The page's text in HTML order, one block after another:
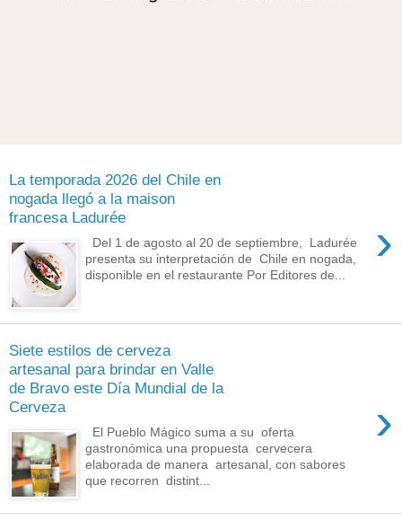
La temporada 2026 del Chile en
nogada llegó a la maison
francesa Ladurée
›
Del 1 de agosto al 20 de septiembre, Ladurée
presenta su interpretación de Chile en nogada,
disponible en el restaurante Por Editores de...
Siete estilos de cerveza
artesanal para brindar en Valle
de Bravo este Día Mundial de la
Cerveza
›
El Pueblo Mágico suma a su oferta
gastronómica una propuesta cervecera
elaborada de manera artesanal, con sabores
que recorren distint...